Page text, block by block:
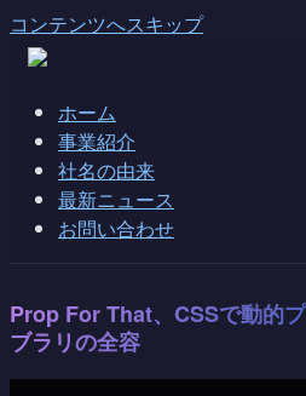
コンテンツへスキップ
ホーム
事業紹介
社名の由来
最新ニュース
お問い合わせ
Prop For That、CSSで動的
ブラリの全容